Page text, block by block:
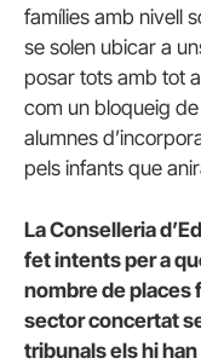
famílies amb nivell
se solen ubicar a
posar tots amb tot
com un bloqueig
alumnes
pels infants que
La Conselleria
fet intents per a
nombre de places
sector concertat
tribunals els hi